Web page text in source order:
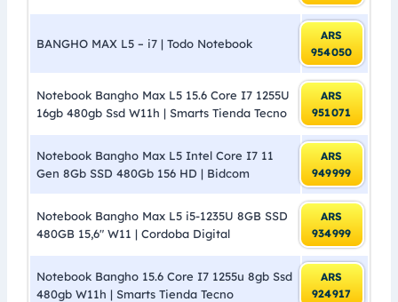
BANGHO MAX L5 – i7 | Todo Notebook
ARS
954050
Notebook Bangho Max L5 15.6 Core I7 1255U
16gb 480gb Ssd W11h | Smarts Tienda Tecno
ARS
951071
Notebook Bangho Max L5 Intel Core I7 11
Gen 8Gb SSD 480Gb 156 HD | Bidcom
ARS
949999
Notebook Bangho Max L5 i5-1235U 8GB SSD
480GB 15,6″ W11 | Cordoba Digital
ARS
934999
Notebook Bangho 15.6 Core I7 1255u 8gb Ssd
480gb W11h | Smarts Tienda Tecno
ARS
924917